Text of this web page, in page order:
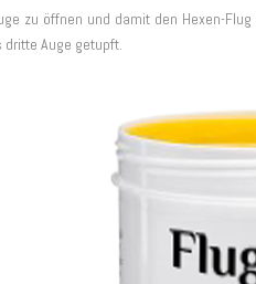
zu öffnen und damit den Hexen-
dritte Auge getupft.